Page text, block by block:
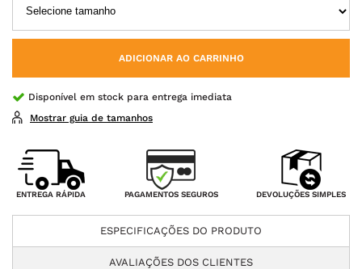
ADICIONAR AO CARRINHO
Disponível em stock para entrega imediata
Mostrar guia de tamanhos
ENTREGA RÁPIDA PAGAMENTOS SEGUROS DEVOLUÇÕES SIMPLES
ESPECIFICAÇÕES DO PRODUTO
AVALIAÇÕES DOS CLIENTES